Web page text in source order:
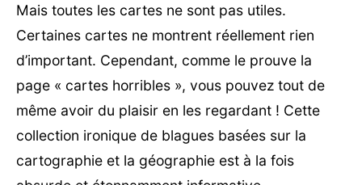
Mais toutes les cartes ne sont pas utiles.
Certaines cartes ne montrent réellement rien
d’important. Cependant, comme le prouve la
page « cartes horribles », vous pouvez tout de
même avoir du plaisir en les regardant ! Cette
collection ironique de blagues basées sur la
cartographie et la géographie est à la fois